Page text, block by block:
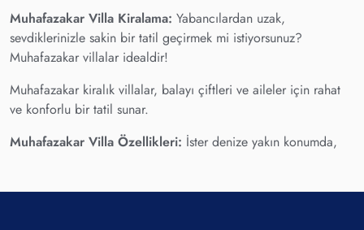
Muhafazakar Villa Kiralama: Yabancılardan uzak,
sevdiklerinizle sakin bir tatil geçirmek mi istiyorsunuz?
Muhafazakar villalar idealdir!
Muhafazakar kiralık villalar, balayı çiftleri ve aileler için rahat
ve konforlu bir tatil sunar.
Muhafazakar Villa Özellikleri: İster denize yakın konumda,